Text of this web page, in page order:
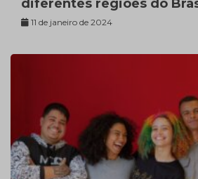
diferentes regiões do
11 de janeiro de 2024